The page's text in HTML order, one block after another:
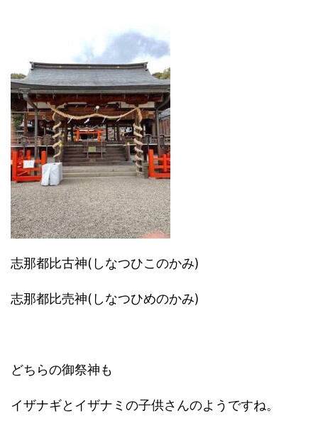
志那都比古神(しなつひこのかみ)
志那都比売神(しなつひめのかみ)
どちらの御祭神も
イザナギとイザナミの子供さんのようですね。